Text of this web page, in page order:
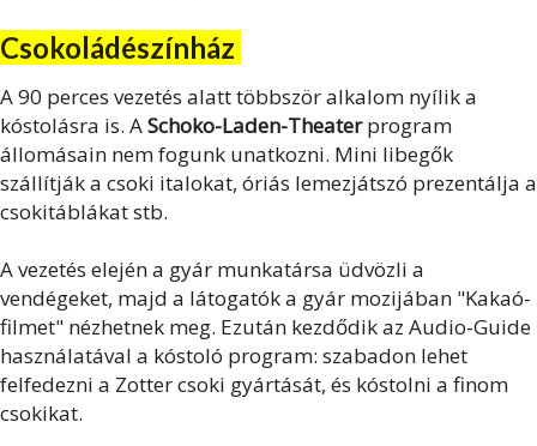
Csokoládészínház
A 90 perces vezetés alatt többször alkalom nyílik a
kóstolásra is. ASchoko-Laden-Theaterprogram
állomásain nem fogunk unatkozni. Mini libegők
szállítják a csoki italokat, óriás lemezjátszó prezentálja a
csokitáblákat stb.
A vezetés elején a gyár munkatársa üdvözli a
vendégeket, majd a látogatók a gyár mozijában "Kakaó-
filmet" nézhetnek meg. Ezután kezdődik az Audio-Guide
használatával a kóstoló program: szabadon lehet
felfedezni a Zotter csoki gyártását, és kóstolni a finom
csokikat.